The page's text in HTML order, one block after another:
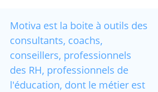
Motiva est la boite à outils des
consultants, coachs,
conseillers, professionnels
des RH, professionnels de
l'éducation, dont le métier est